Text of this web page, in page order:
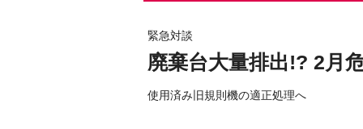
緊急対談
廃棄台大量排出!? 2月
使用済み旧規則機の適正処理へ